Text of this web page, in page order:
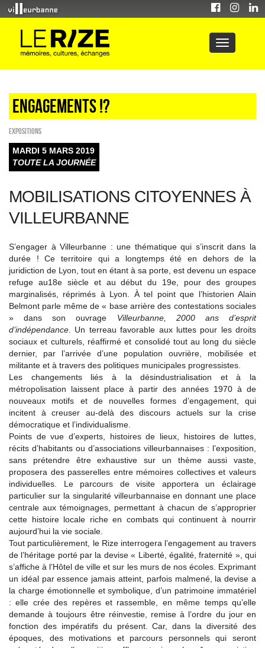
Engagements !?
EXPOSITIONS
MARDI 5 MARS 2019
TOUTE LA JOURNÉE
MOBILISATIONS CITOYENNES À
VILLEURBANNE
S’engager à Villeurbanne : une thématique qui s’inscrit dans la
durée ! Ce territoire qui a longtemps été en dehors de la
juridiction de Lyon, tout en étant à sa porte, est devenu un espace
refuge au18e siècle et au début du 19e, pour des groupes
marginalisés, réprimés à Lyon. À tel point que l’historien Alain
Belmont parle même de « base arrière des contestations sociales
» dans son ouvrage Villeurbanne, 2000 ans d’esprit
d’indépendance . Un terreau favorable aux luttes pour les droits
sociaux et culturels, réaffirmé et consolidé tout au long du siècle
dernier, par l’arrivée d’une population ouvrière, mobilisée et
militante et à travers des politiques municipales progressistes.
Les changements liés à la désindustrialisation et à la
métropolisation laissent place à partir des années 1970 à de
nouveaux motifs et de nouvelles formes d’engagement, qui
incitent à creuser au-delà des discours actuels sur la crise
démocratique et l’individualisme.
Points de vue d’experts, histoires de lieux, histoires de luttes,
récits d’habitants ou d’associations villeurbannaises : l’exposition,
sans prétendre être exhaustive sur un thème aussi vaste,
proposera des passerelles entre mémoires collectives et valeurs
individuelles. Le parcours de visite apportera un éclairage
particulier sur la singularité villeurbannaise en donnant une place
centrale aux témoignages, permettant à chacun de s’approprier
cette histoire locale riche en combats qui continuent à nourrir
aujourd’hui la vie sociale.
Tout particulièrement, le Rize interrogera l’engagement au travers
de l’héritage porté par la devise « Liberté, égalité, fraternité », qui
s’affiche à l’Hôtel de ville et sur les murs de nos écoles. Exprimant
un idéal par essence jamais atteint, parfois malmené, la devise a
la charge émotionnelle et symbolique, d’un patrimoine immatériel
: elle crée des repères et rassemble, en même temps qu’elle
demande à toujours être réinvestie, remise à l’ordre du jour en
fonction des impératifs du présent. Car, dans la diversité des
époques, des motivations et parcours personnels qui seront